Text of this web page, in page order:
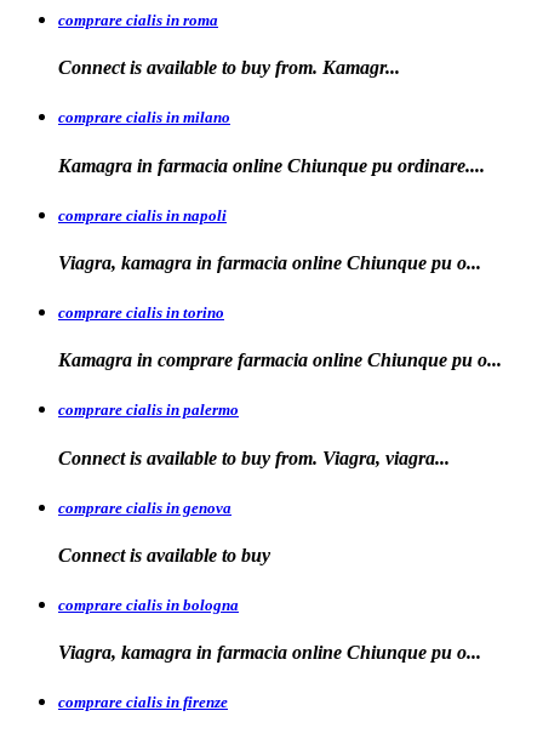
comprare cialis in roma
Connect is available to buy from. Kamagr...
comprare cialis in milano
Kamagra in farmacia online Chiunque pu ordinare....
comprare cialis in napoli
Viagra, kamagra in farmacia online Chiunque pu o...
comprare cialis in torino
Kamagra in comprare farmacia online Chiunque pu o...
comprare cialis in palermo
Connect is available to buy from. Viagra, viagra...
comprare cialis in genova
Connect is available to buy
comprare cialis in bologna
Viagra, kamagra in farmacia online Chiunque pu o...
comprare cialis in firenze